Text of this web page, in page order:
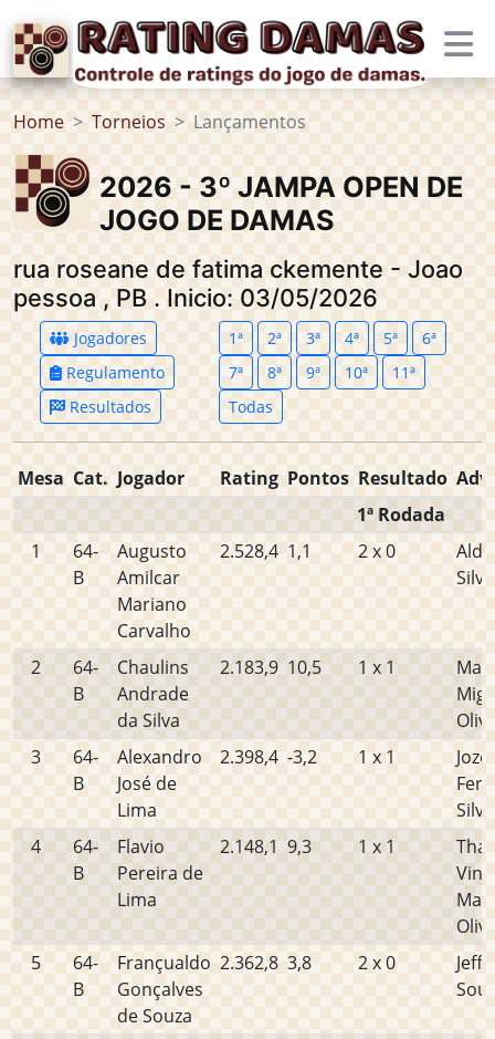
Home Torneios Lançamentos
2026 - 3º JAMPA OPEN DE
JOGO DE DAMAS
rua roseane de fatima ckemente - Joao
pessoa , PB . Inicio: 03/05/2026
Jogadores
Regulamento
Resultados
1ª 2ª 3ª 4ª 5ª
6ª
7ª
8ª 9ª 10ª
11ª
Todas
Mesa Cat. Jogador Rating Pontos Resultado
1ª Rodada
1
64-
B
Augusto
Amilcar
Mariano
Carvalho
2.528,4 1,1 2 x 0
Silva
2
64-
B
Chaulins
Andrade
da Silva
2.183,9 10,5 1 x 1
3
64-
B
Alexandro
José de
Lima
2.398,4 -3,2 1 x 1
Silva
4
64-
B
Flavio
Pereira de
Lima
2.148,1 9,3 1 x 1
5
64-
B
Françualdo
Gonçalves
de Souza
2.362,8 3,8 2 x 0